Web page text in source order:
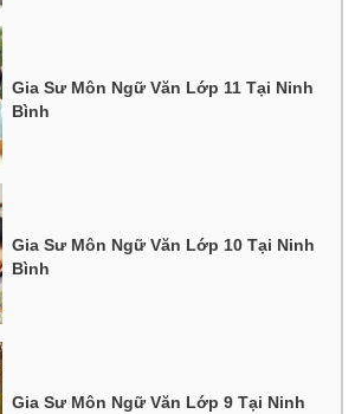
Gia Sư Môn Ngữ Văn Lớp 11 Tại Ninh
Bình
Gia Sư Môn Ngữ Văn Lớp 10 Tại Ninh
Bình
Gia Sư Môn Ngữ Văn Lớp 9 Tại Ninh